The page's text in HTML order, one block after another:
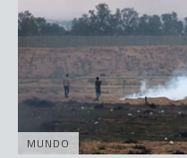
MUNDO